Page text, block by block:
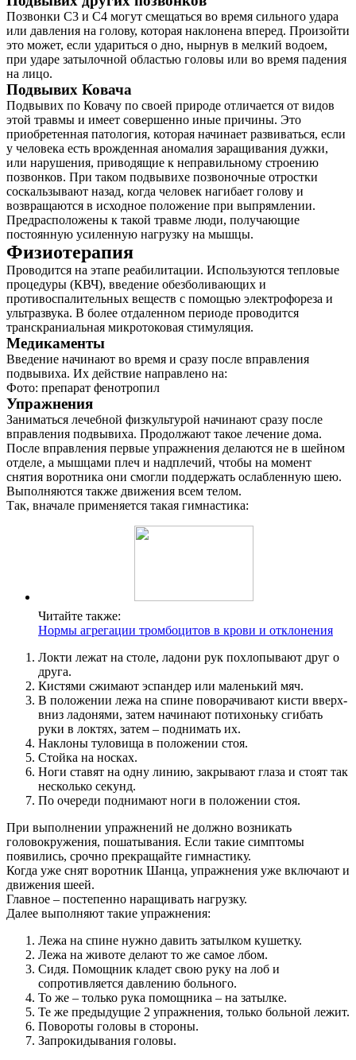
Позвонки С3 и С4 могут смещаться во время сильного удара
или давления на голову, которая наклонена вперед. Произойти
это может, если удариться о дно, нырнув в мелкий водоем,
при ударе затылочной областью головы или во время падения
на лицо.
Подвывих Ковача
Подвывих по Ковачу по своей природе отличается от видов
этой травмы и имеет совершенно иные причины. Это
приобретенная патология, которая начинает развиваться, если
у человека есть врожденная аномалия заращивания дужки,
или нарушения, приводящие к неправильному строению
позвонков. При таком подвывихе позвоночные отростки
соскальзывают назад, когда человек нагибает голову и
возвращаются в исходное положение при выпрямлении.
Предрасположены к такой травме люди, получающие
постоянную усиленную нагрузку на мышцы.
Физиотерапия
Проводится на этапе реабилитации. Используются тепловые
процедуры (КВЧ), введение обезболивающих и
противоспалительных веществ с помощью электрофореза и
ультразвука. В более отдаленном периоде проводится
транскраниальная микротоковая стимуляция.
Медикаменты
Введение начинают во время и сразу после вправления
подвывиха. Их действие направлено на:
Фото: препарат фенотропил
Упражнения
Заниматься лечебной физкультурой начинают сразу после
вправления подвывиха. Продолжают такое лечение дома.
После вправления первые упражнения делаются не в шейном
отделе, а мышцами плеч и надплечий, чтобы на момент
снятия воротника они смогли поддержать ослабленную шею.
Выполняются также движения всем телом.
Так, вначале применяется такая гимнастика:
Читайте также:
Нормы агрегации тромбоцитов в крови и отклонения
Локти лежат на столе, ладони рук похлопывают друг о
друга.
Кистями сжимают эспандер или маленький мяч.
В положении лежа на спине поворачивают кисти вверх-
вниз ладонями, затем начинают потихоньку сгибать
руки в локтях, затем – поднимать их.
Наклоны туловища в положении стоя.
Стойка на носках.
Ноги ставят на одну линию, закрывают глаза и стоят так
несколько секунд.
По очереди поднимают ноги в положении стоя.
При выполнении упражнений не должно возникать
головокружения, пошатывания. Если такие симптомы
появились, срочно прекращайте гимнастику.
Когда уже снят воротник Шанца, упражнения уже включают и
движения шеей.
Главное – постепенно наращивать нагрузку.
Далее выполняют такие упражнения:
Лежа на спине нужно давить затылком кушетку.
Лежа на животе делают то же самое лбом.
Сидя. Помощник кладет свою руку на лоб и
сопротивляется давлению больного.
То же – только рука помощника – на затылке.
Те же предыдущие 2 упражнения, только больной лежит.
Повороты головы в стороны.
Запрокидывания головы.